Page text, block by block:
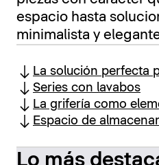
espacio hasta
minimalista y
La solución perfecta
Series con lavabos
La grifería como
Espacio de
Lo más